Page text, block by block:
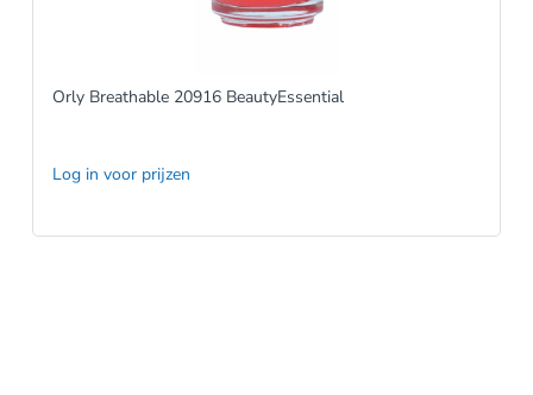
Orly Breathable 20916 BeautyEssential
Log in voor prijzen